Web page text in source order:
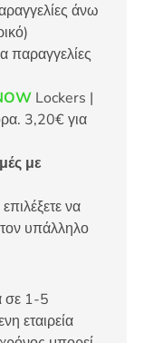
άνω
παραγγελίες
Lockers |
3,20€ για
με
να
υπάλληλο
σε 1-5
εταιρεία